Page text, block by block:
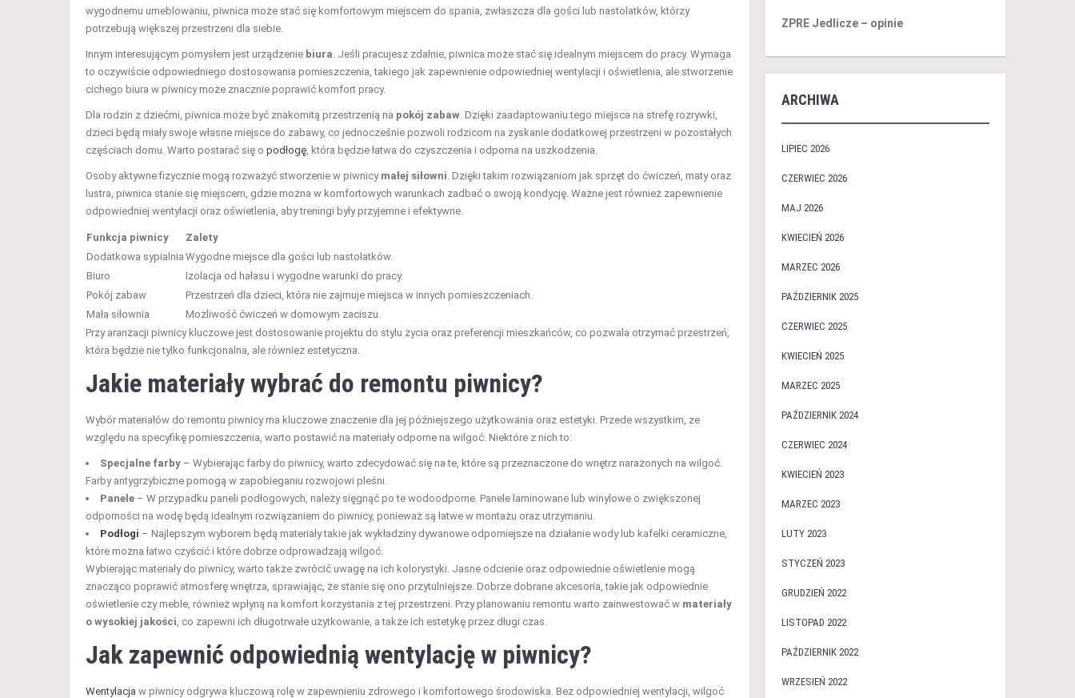
wygodnemu umeblowaniu, piwnica może stać się komfortowym miejscem do spania, zwłaszcza dla gości lub nastolatków, którzy
potrzebują większej przestrzeni dla siebie.
Innym interesującym pomysłem jest urządzenie biura . Jeśli pracujesz zdalnie, piwnica może stać się idealnym miejscem do pracy. Wymaga
to oczywiście odpowiedniego dostosowania pomieszczenia, takiego jak zapewnienie odpowiedniej wentylacji i oświetlenia, ale stworzenie
cichego biura w piwnicy może znacznie poprawić komfort pracy.
Dla rodzin z dziećmi, piwnica może być znakomitą przestrzenią na pokój zabaw . Dzięki zaadaptowaniu tego miejsca na strefę rozrywki,
dzieci będą miały swoje własne miejsce do zabawy, co jednocześnie pozwoli rodzicom na zyskanie dodatkowej przestrzeni w pozostałych
częściach domu. Warto postarać się o podłogę , która będzie łatwa do czyszczenia i odporna na uszkodzenia.
Osoby aktywne fizycznie mogą rozważyć stworzenie w piwnicy małej siłowni . Dzięki takim rozwiązaniom jak sprzęt do ćwiczeń, maty oraz
lustra, piwnica stanie się miejscem, gdzie można w komfortowych warunkach zadbać o swoją kondycję. Ważne jest również zapewnienie
odpowiedniej wentylacji oraz oświetlenia, aby treningi były przyjemne i efektywne.
Funkcja piwnicy
Zalety
Dodatkowa sypialnia Wygodne miejsce dla gości lub nastolatków.
Biuro
Izolacja od hałasu i wygodne warunki do pracy.
Pokój zabaw
Przestrzeń dla dzieci, która nie zajmuje miejsca w innych pomieszczeniach.
Mała siłownia
Możliwość ćwiczeń w domowym zaciszu.
Przy aranżacji piwnicy kluczowe jest dostosowanie projektu do stylu życia oraz preferencji mieszkańców, co pozwala otrzymać przestrzeń,
która będzie nie tylko funkcjonalna, ale również estetyczna.
Jakie materiały wybrać do remontu piwnicy?
Wybór materiałów do remontu piwnicy ma kluczowe znaczenie dla jej późniejszego użytkowania oraz estetyki. Przede wszystkim, ze
względu na specyfikę pomieszczenia, warto postawić na materiały odporne na wilgoć. Niektóre z nich to:
Specjalne farby – Wybierając farby do piwnicy, warto zdecydować się na te, które są przeznaczone do wnętrz narażonych na wilgoć.
Farby antygrzybiczne pomogą w zapobieganiu rozwojowi pleśni.
Panele – W przypadku paneli podłogowych, należy sięgnąć po te wodoodporne. Panele laminowane lub winylowe o zwiększonej
odporności na wodę będą idealnym rozwiązaniem do piwnicy, ponieważ są łatwe w montażu oraz utrzymaniu.
Podłogi – Najlepszym wyborem będą materiały takie jak wykładziny dywanowe odporniejsze na działanie wody lub kafelki ceramiczne,
które można łatwo czyścić i które dobrze odprowadzają wilgoć.
Wybierając materiały do piwnicy, warto także zwrócić uwagę na ich kolorystyki. Jasne odcienie oraz odpowiednie oświetlenie mogą
znacząco poprawić atmosferę wnętrza, sprawiając, że stanie się ono przytulniejsze. Dobrze dobrane akcesoria, takie jak odpowiednie
oświetlenie czy meble, również wpłyną na komfort korzystania z tej przestrzeni. Przy planowaniu remontu warto zainwestować w materiały
o wysokiej jakości , co zapewni ich długotrwałe użytkowanie, a także ich estetykę przez długi czas.
Jak zapewnić odpowiednią wentylację w piwnicy?
Wentylacja w piwnicy odgrywa kluczową rolę w zapewnieniu zdrowego i komfortowego środowiska. Bez odpowiedniej wentylacji, wilgoć
ZPRE Jedlicze – opinie
ARCHIWA
LIPIEC 2026
CZERWIEC 2026
MAJ 2026
KWIECIEŃ 2026
MARZEC 2026
PAŹDZIERNIK 2025
CZERWIEC 2025
KWIECIEŃ 2025
MARZEC 2025
PAŹDZIERNIK 2024
CZERWIEC 2024
KWIECIEŃ 2023
MARZEC 2023
LUTY 2023
STYCZEŃ 2023
GRUDZIEŃ 2022
LISTOPAD 2022
PAŹDZIERNIK 2022
WRZESIEŃ 2022